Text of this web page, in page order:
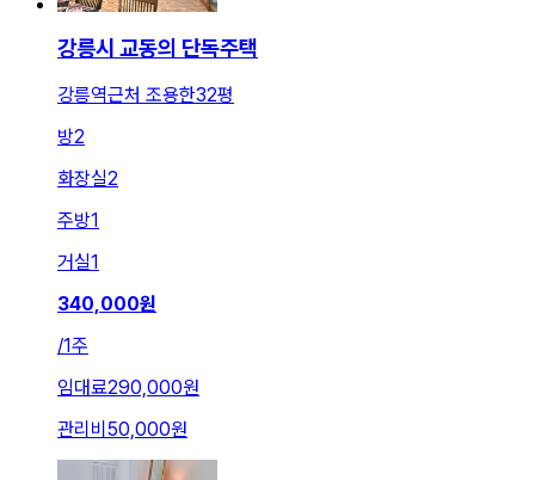
강릉시 교동의 단독주택
강릉역근처 조용한32평
방2
화장실2
주방1
거실1
340,000원
/1주
임대료290,000원
관리비 50,000원